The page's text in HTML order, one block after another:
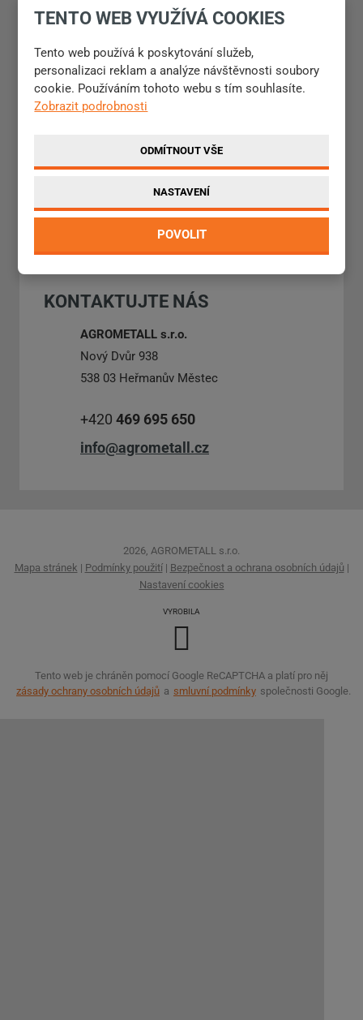
Přejete si dostávat novinky do Vaší e-mailové schránky?
osobních
se
nepodařilo
odeslat.
KONTAKTUJTE NÁS
AGROMETALL s.r.o.
Nový Dvůr 938
538 03 Heřmanův Městec
+420 469 695 650
info@agrometall.cz
2026, AGROMETALL s.r.o.
Mapa stránek | Podmínky použití | Bezpečnost a ochrana osobních údajů |
Nastavení cookies
VYROBILA
Tento web je chráněn pomocí Google ReCAPTCHA a platí pro něj
zásady ochrany osobních údajů a smluvní podmínky společnosti Google.
TENTO WEB VYUŽÍVÁ COOKIES
Tento web používá k poskytování služeb,
personalizaci reklam a analýze návštěvnosti soubory
cookie. Používáním tohoto webu s tím souhlasíte.
Zobrazit podrobnosti
ODMÍTNOUT VŠE
NASTAVENÍ
POVOLIT